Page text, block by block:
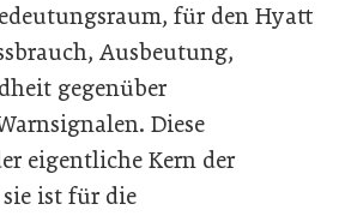
für den Hyatt
Ausbeutung,
gegenüber
Diese
eigentliche Kern der
ist für die